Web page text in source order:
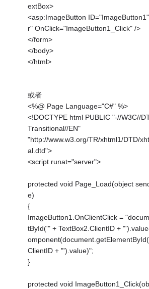
extBox>
<asp:ImageButton
r" OnClick="ImageButton1_Click" />
</form>
</body>
</html>
或者
<%@ Page Language="C#" %>
<!DOCTYPE html PUBLIC "-//W3C//
Transitional//EN"
"http://www.w3.org/TR/xhtml1/DTD/
al.dtd">
<script runat="server">
protected void Page_Load(object
e)
{
ImageButton1.OnClientClick =
tById('" + TextBox2.ClientID +
ClientID + "').value)";
}
protected void